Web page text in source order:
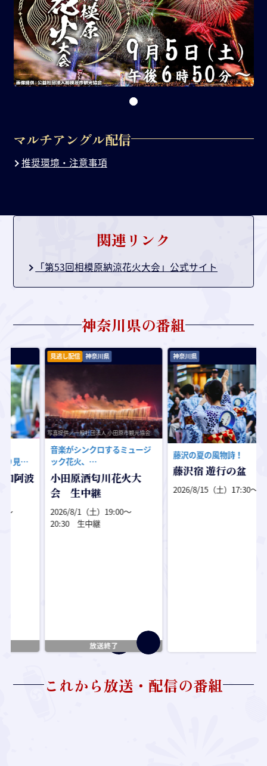
マルチアングル配信
推奨環境・注意事項
関連リンク
「第53回相模原納涼花火大会」公式サイト
神奈川県の番組
神奈川県
写真提供／一般社団法人 小田原市観光協会
音楽がシンクロするミュージ
ック花火、
ナイアガラ花火に注目！
小田原酒匂川花火大
会 生中継
2026/8/1（土）19:00〜
20:30 生中継
藤沢の夏の風物詩！
藤沢宿 遊行の盆
2026/8/15（土）17:30〜
これから放送・配信の番組